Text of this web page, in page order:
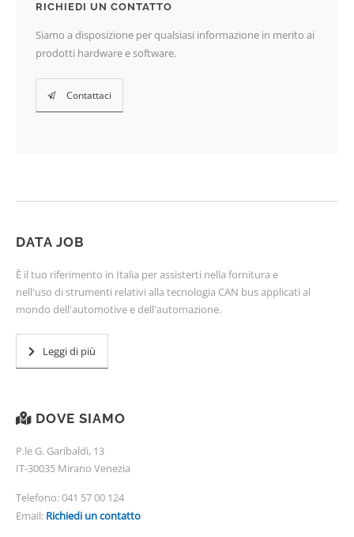
RICHIEDI UN CONTATTO
Siamo a disposizione per qualsiasi informazione in merito ai
prodotti hardware e software.
Contattaci
DATA JOB
È il tuo riferimento in Italia per assisterti nella fornitura e
nell'uso di strumenti relativi alla tecnologia CAN bus applicati al
mondo dell'automotive e dell'automazione.
Leggi di più
DOVE SIAMO
P.le G. Garibaldi, 13
IT-30035 Mirano Venezia
Telefono:041 57 00 124
Email: Richiedi un contatto